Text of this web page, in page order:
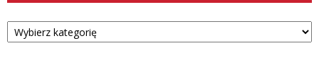
Kategorie